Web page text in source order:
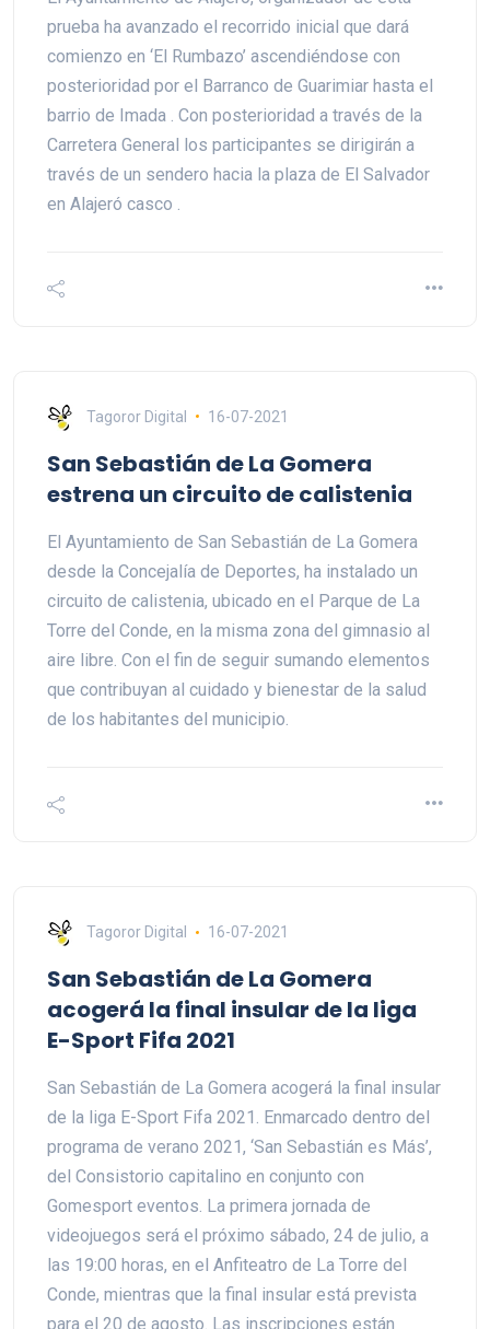
prueba ha avanzado el recorrido inicial que dará
comienzo en ‘El Rumbazo’ ascendiéndose con
posterioridad por el Barranco de Guarimiar hasta el
barrio de Imada . Con posterioridad a través de la
Carretera General los participantes se dirigirán a
través de un sendero hacia la plaza de El Salvador
en Alajeró casco .
Tagoror Digital 16-07-2021
San Sebastián de La Gomera
estrena un circuito de calistenia
El Ayuntamiento de San Sebastián de La Gomera
desde la Concejalía de Deportes, ha instalado un
circuito de calistenia, ubicado en el Parque de La
Torre del Conde, en la misma zona del gimnasio al
aire libre. Con el fin de seguir sumando elementos
que contribuyan al cuidado y bienestar de la salud
de los habitantes del municipio.
Tagoror Digital 16-07-2021
San Sebastián de La Gomera
acogerá la final insular de la liga
E-Sport Fifa 2021
San Sebastián de La Gomera acogerá la final insular
de la liga E-Sport Fifa 2021. Enmarcado dentro del
programa de verano 2021, ‘San Sebastián es Más’,
del Consistorio capitalino en conjunto con
Gomesport eventos. La primera jornada de
videojuegos será el próximo sábado, 24 de julio, a
las 19:00 horas, en el Anfiteatro de La Torre del
Conde, mientras que la final insular está prevista
para el 20 de agosto. Las inscripciones están